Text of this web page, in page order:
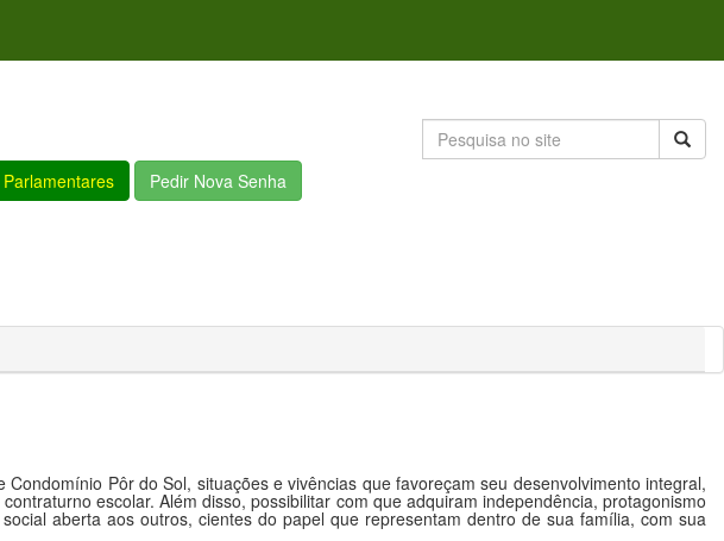
Pedir Nova Senha
Pôr do Sol, situações e vivências que favoreçam seu desenvolvimento integral,
escolar. Além disso, possibilitar com que adquiram independência, protagonismo
aberta aos outros, cientes do papel que representam dentro de sua família, com sua